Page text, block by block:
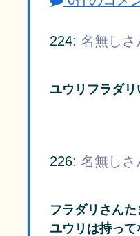
224: 名無しさ
ユウリフラダ
226: 名無しさ
フラダリさん
ユウリは持っ